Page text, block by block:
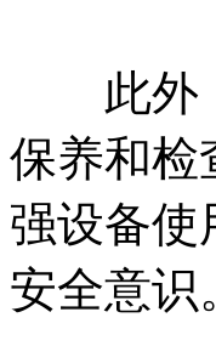
此外，
保养和检
强设备使
安全意识